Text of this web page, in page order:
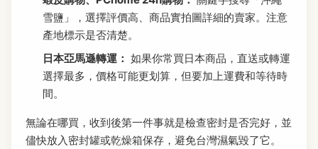
雪鹽」，選擇評價高、商品實拍圖詳細的賣家。注意
產地標示是否清楚。
日本亞馬遜轉運： 如果你常買日本商品，直送或轉運
選擇最多，價格可能更划算，但要加上運費和等待時
間。
無論在哪買，收到後第一件事就是檢查密封是否完好，並
儘快放入密封罐或乾燥箱保存，避免台灣濕氣毀了它。